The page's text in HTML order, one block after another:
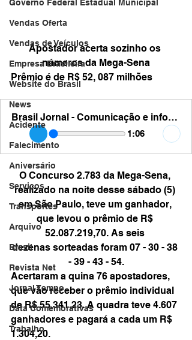
Governo Federal Estadual Municipal
Vendas Oferta
Vendas de Veículos
Empresa Brasileira
Website do Brasil
News
Acidente
Falecimento
Aniversário
Serviços
Transportes
Arquivo
Brasil
Revista Net
Jornal Tempo
Data Comemorativas
Trabalho
Apostador acerta sozinho os
números da Mega-Sena
Prêmio é de R$ 52, 087 milhões
Brasil Jornal - Comunicação e informação - mega sena ganhador sozinho de 52 milhoes
1:06
O Concurso 2.783 da Mega-Sena,
realizado na noite desse sábado (5)
em São Paulo, teve um ganhador,
que levou o prêmio de R$
52.087.219,70. As seis
dezenas sorteadas foram 07 - 30 - 38
- 39 - 43 - 54.
Acertaram a quina 76 apostadores,
que vão receber o prêmio individual
de R$ 55.341,23. A quadra teve 4.607
ganhadores e pagará a cada um R$
1.304,20.